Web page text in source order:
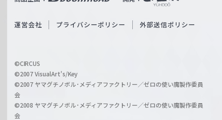
c
a
r
z
O
i
l
運営会社 プライバシーポリシー 外部送信ポリシー
©CIRCUS
©2007 VisualArt's/Key
©2007 ヤマグチノボル･メディアファクトリー／ゼロの使い魔製作委員
会
©2008 ヤマグチノボル･メディアファクトリー／ゼロの使い魔製作委員
会